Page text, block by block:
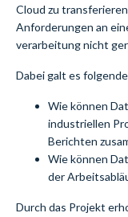
Cloud zu
Anforderungen an
verarbeitung nicht
Dabei galt es
Wie können
industriellen
Berichten
Wie können
der
Durch das Projekt